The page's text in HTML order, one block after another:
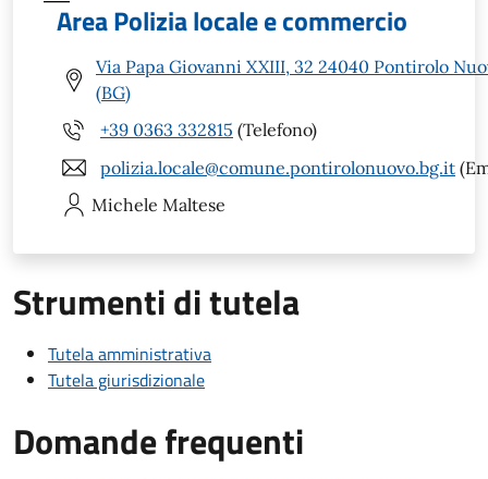
Area Polizia locale e commercio
Via Papa Giovanni XXIII, 32 24040 Pontirolo
(BG)
+39 0363 332815 (Telefono)
polizia.locale@comune.pontirolonuovo.bg.it
Michele Maltese
Strumenti di tutela
Tutela amministrativa
Tutela giurisdizionale
Domande frequenti